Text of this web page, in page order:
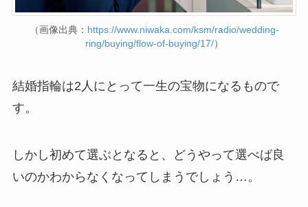
（画像出典： https://www.niwaka.com/ksm/radio/wedding-
ring/buying/flow-of-buying/17/）
結婚指輪は2人にとって一生の宝物になるもので
す。
しかし初めて選ぶとなると、どうやって選べば良
いのかわからなくなってしまうでしょう…。